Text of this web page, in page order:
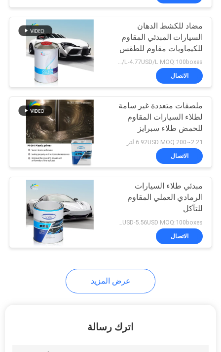
اتصل
أخبار
طلب
اقتباس
خريطة
الموقع
سياسة
الخصوصية
البوليستر للسيارات
12
طلاء لؤلؤة السيارة
37
طلاء السيارة الفضي
مضاد للكشط الدهان
السيارات المبدئي المقاوم
للكيماويات مقاوم للطقس
4.23USD/L-4.77USD/L MOQ:100boxes
الاتصال
ملصقات متعددة غير سامة
لطلاء السيارات المقاوم
للحمض طلاء سبرايز
2.21~6.92USD MOQ:200 لتر
الاتصال
مبدئي طلاء السيارات
الرمادي العملي المقاوم
للتآكل
الاتصال
عرض المزيد
اترك رسالة